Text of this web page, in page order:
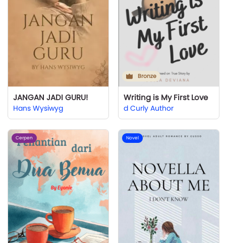
JANGAN JADI GURU!
Hans Wysiwyg
Bronze
Writing is My First Love
d Curly Author
Cerpen Novel